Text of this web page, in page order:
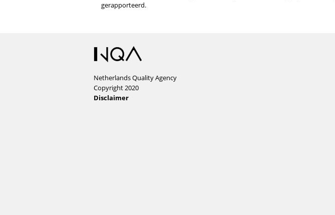
gerapporteerd.
Netherlands Quality Agency
Copyright 2020
Disclaimer